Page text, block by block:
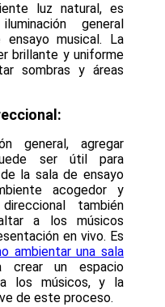
luz natural, es
general
musical. La
brillante y uniforme
sombras y áreas
general, agregar
ser útil para
la sala de ensayo
acogedor y
también
a los músicos
en vivo. Es
ambientar una sala
crear un espacio
los músicos, y la
de este proceso.